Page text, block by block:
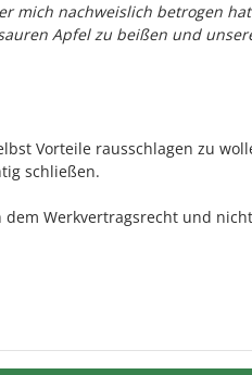
mich nachweislich betrogen
Apfel zu beißen und
Vorteile rausschlagen zu
schließen.
Werkvertragsrecht und